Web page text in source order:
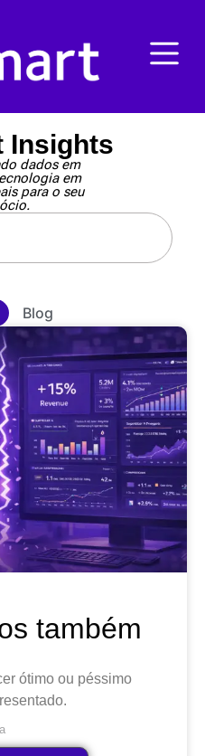
Insights
dados em
em
para o seu
Blog
também
ótimo ou péssimo